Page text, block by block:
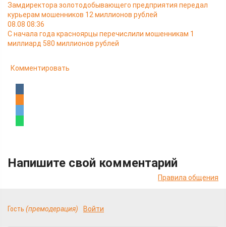
Замдиректора золотодобывающего предприятия передал
курьерам мошенников 12 миллионов рублей
08.08 08:36
С начала года красноярцы перечислили мошенникам 1
миллиард 580 миллионов рублей
Комментировать
Напишите свой комментарий
Правила общения
Гость (премодерация) Войти